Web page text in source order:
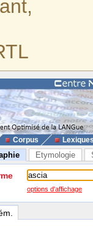
Corpus
Etymologie
options d'affichage